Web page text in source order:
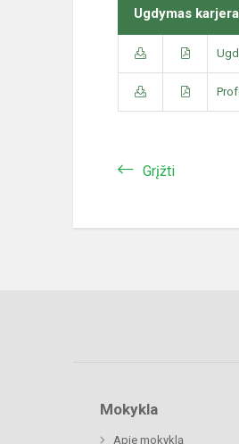
Ugdymas
Grįžti
Mokykla
Apie mokyklą